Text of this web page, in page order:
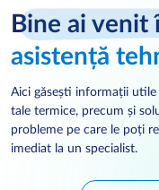
Bine ai venit
asistență
Aici găsești informații
tale termice, precum și
probleme pe care le poți
imediat la un specialist.